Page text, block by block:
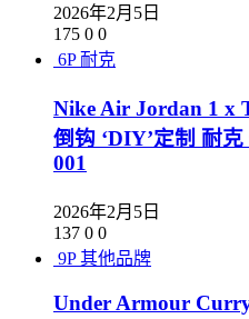
2026年2月5日
175 0 0
6P 耐克
Nike Air Jordan 1 x
倒钩 ‘DIY’定制 耐
001
2026年2月5日
137 0 0
9P 其他品牌
Under Armour